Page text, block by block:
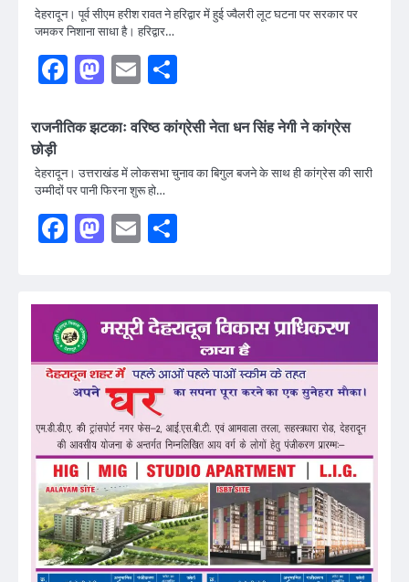
देहरादून। पूर्व सीएम हरीश रावत ने हरिद्वार में हुई ज्वैलरी लूट घटना पर सरकार पर
जमकर निशाना साधा है। हरिद्वार…
Facebook
Mastodon
Email
राजनीतिक झटकाः वरिष्ठ कांग्रेसी नेता धन सिंह नेगी ने कांग्रेस
छोड़ी
देहरादून। उत्तराखंड में लोकसभा चुनाव का बिगुल बजने के साथ ही कांग्रेस की सारी
उम्मीदों पर पानी फिरना शुरू हो…
Facebook
Mastodon
Email